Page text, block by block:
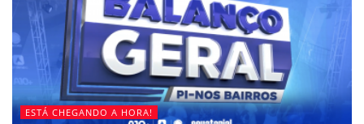
ESTÁ CHEGANDO A HORA!